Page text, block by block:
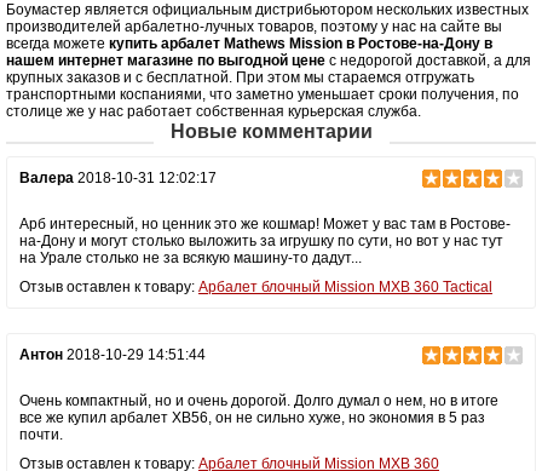
Назначение
Охота
Особенности
Тактический приклад
Боумастер является официальным дистрибьютором нескольких известных
производителей арбалетно-лучных товаров, поэтому у нас на сайте вы
всегда можете купить арбалет Mathews Mission в Ростове-на-Дону в
нашем интернет магазине по выгодной цене с недорогой доставкой, а для
крупных заказов и с бесплатной. При этом мы стараемся отгружать
транспортными коспаниями, что заметно уменьшает сроки получения, по
столице же у нас работает собственная курьерская служба.
Новые комментарии
Валера 2018-10-31 12:02:17
Арб интересный, но ценник это же кошмар! Может у вас там в Ростове-
на-Дону и могут столько выложить за игрушку по сути, но вот у нас тут
на Урале столько не за всякую машину-то дадут...
Отзыв оставлен к товару: Арбалет блочный Mission MXB 360 Tactical
Антон 2018-10-29 14:51:44
Очень компактный, но и очень дорогой. Долго думал о нем, но в итоге
все же купил арбалет ХВ56, он не сильно хуже, но экономия в 5 раз
почти.
Отзыв оставлен к товару: Арбалет блочный Mission MXB 360